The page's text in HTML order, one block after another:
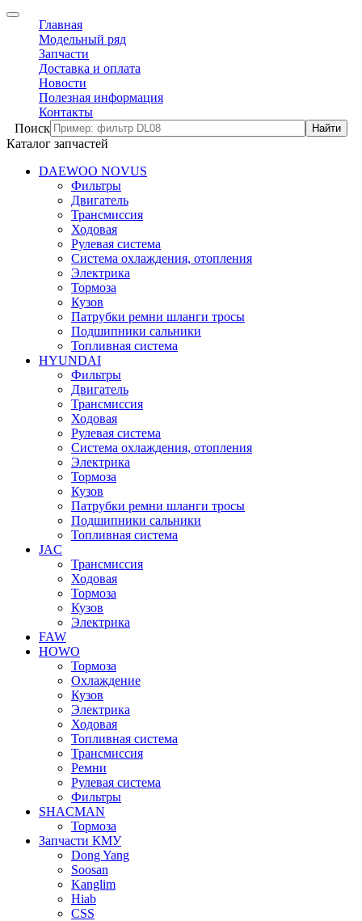
Главная
Модельный ряд
Запчасти
Доставка и оплата
Новости
Полезная информация
Контакты
Поиск
Каталог запчастей
DAEWOO NOVUS
Фильтры
Двигатель
Трансмиссия
Ходовая
Рулевая система
Система охлаждения, отопления
Электрика
Тормоза
Кузов
Патрубки ремни шланги тросы
Подшипники cальники
Топливная система
HYUNDAI
Фильтры
Двигатель
Трансмиссия
Ходовая
Рулевая система
Система охлаждения, отопления
Электрика
Тормоза
Кузов
Патрубки ремни шланги тросы
Подшипники сальники
Топливная система
JAC
Трансмиcсия
Ходовая
Тормоза
Кузов
Электрика
FAW
HOWO
Тормоза
Охлаждение
Кузов
Электрика
Ходовая
Топливная система
Трансмиссия
Ремни
Рулевая система
Фильтры
SHACMAN
Тормоза
Запчасти КМУ
Dong Yang
Soosan
Kanglim
Hiab
CSS